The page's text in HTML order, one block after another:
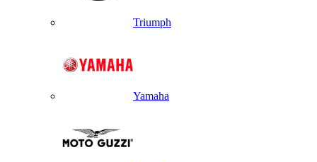
Triumph
Yamaha